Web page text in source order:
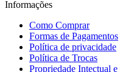
Informações
Como Comprar
Formas de Pagamentos
Política de privacidade
Política de Trocas
Propriedade Intectual